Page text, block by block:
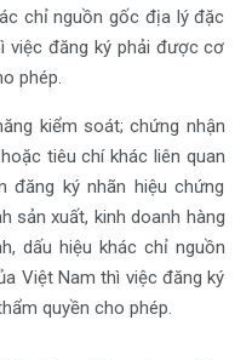
chỉ nguồn gốc địa lý đặc
việc đăng ký phải được cơ
phép.
kiểm soát; chứng nhận
tiêu chí khác liên quan
đăng ký nhãn hiệu chứng
sản xuất, kinh doanh hàng
dấu hiệu khác chỉ nguồn
Việt Nam thì việc đăng ký
quyền cho phép.